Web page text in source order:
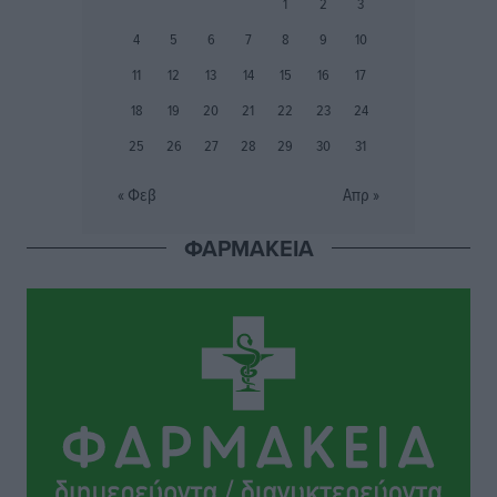
Ιάλυσος Β’: Νωρίς νωρίς μπήκαν στα βάσανα της
Εθνικός Αρχίπολης: Μεγάλο βήμα προόδου η ίδρυση
πριν 7 ώρες
ΠΑΜΕ ΣΤΟΙΧΗΜΑ: Περισσότερα από 95 εκατομμύρια
ευρώ σε κέρδη μοίρασε τον Ιούλιο
Αθλητικά• πριν 8 ώρες
4
5 6 7 8 9
10
11
12 13 14 15 16
17
18
19 20 21 22 23
24
25
26 27 28 29 30 31
« Φεβ Απρ »
ΦΑΡΜΑΚΕΙΑ